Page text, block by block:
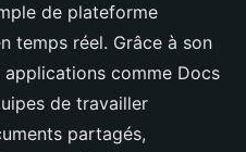
de plateforme
temps réel. Grâce à son
comme Docs
de travailler
partagés,